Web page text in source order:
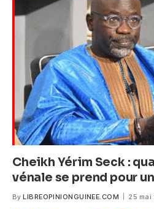
Cheikh Yérim Seck :
vénale se prend pour
By LIBREOPINIONGUINEE.COM 25 mai